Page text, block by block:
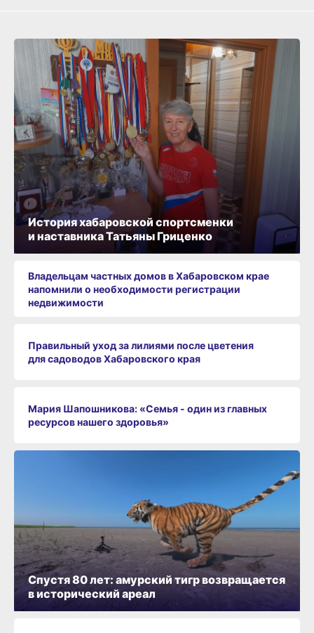
История хабаровской спортсменки
и наставника Татьяны Гриценко
Владельцам частных домов в Хабаровском крае
напомнили о необходимости регистрации
недвижимости
Правильный уход за лилиями после цветения
для садоводов Хабаровского края
Мария Шапошникова: «Семья - один из главных
ресурсов нашего здоровья»
Спустя 80 лет: амурский тигр возвращается
в исторический ареал